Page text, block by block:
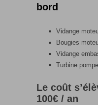
bord
Vidange
Bougies
Vidange
Turbine
Le coût
100€ / an